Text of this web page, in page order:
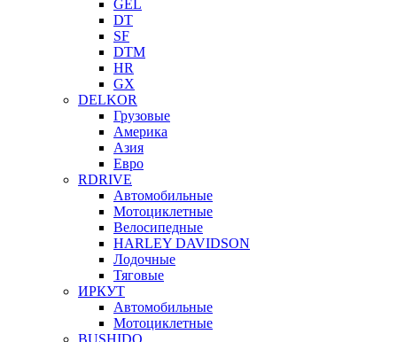
GEL
DT
SF
DTM
HR
GX
DELKOR
Грузовые
Америка
Азия
Евро
RDRIVE
Автомобильные
Мотоциклетные
Велосипедные
HARLEY DAVIDSON
Лодочные
Тяговые
ИРКУТ
Автомобильные
Мотоциклетные
BUSHIDO